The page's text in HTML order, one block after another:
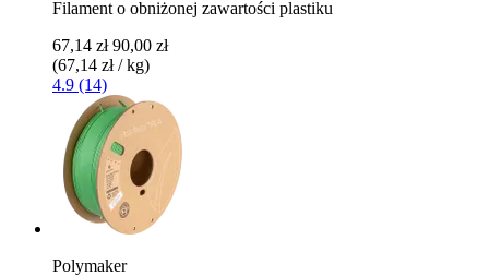
Filament o obniżonej zawartości plastiku
67,14 zł 90,00 zł
(67,14 zł / kg)
4.9 (14)
Polymaker